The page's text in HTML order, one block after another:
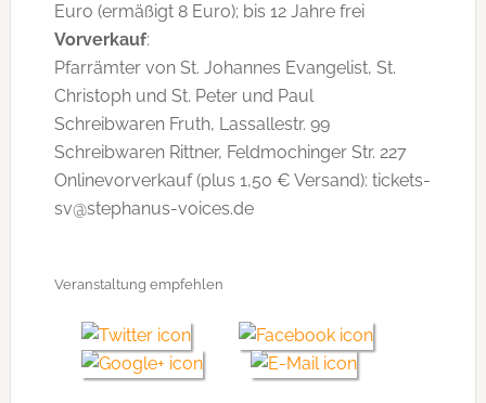
Euro (ermäßigt 8 Euro); bis 12 Jahre frei
Vorverkauf:
Pfarrämter von St. Johannes Evangelist, St.
Christoph und St. Peter und Paul
Schreibwaren Fruth, Lassallestr. 99
Schreibwaren Rittner, Feldmochinger Str. 227
Onlinevorverkauf (plus 1,50 € Versand): tickets-
sv@stephanus-voices.de
Veranstaltung empfehlen